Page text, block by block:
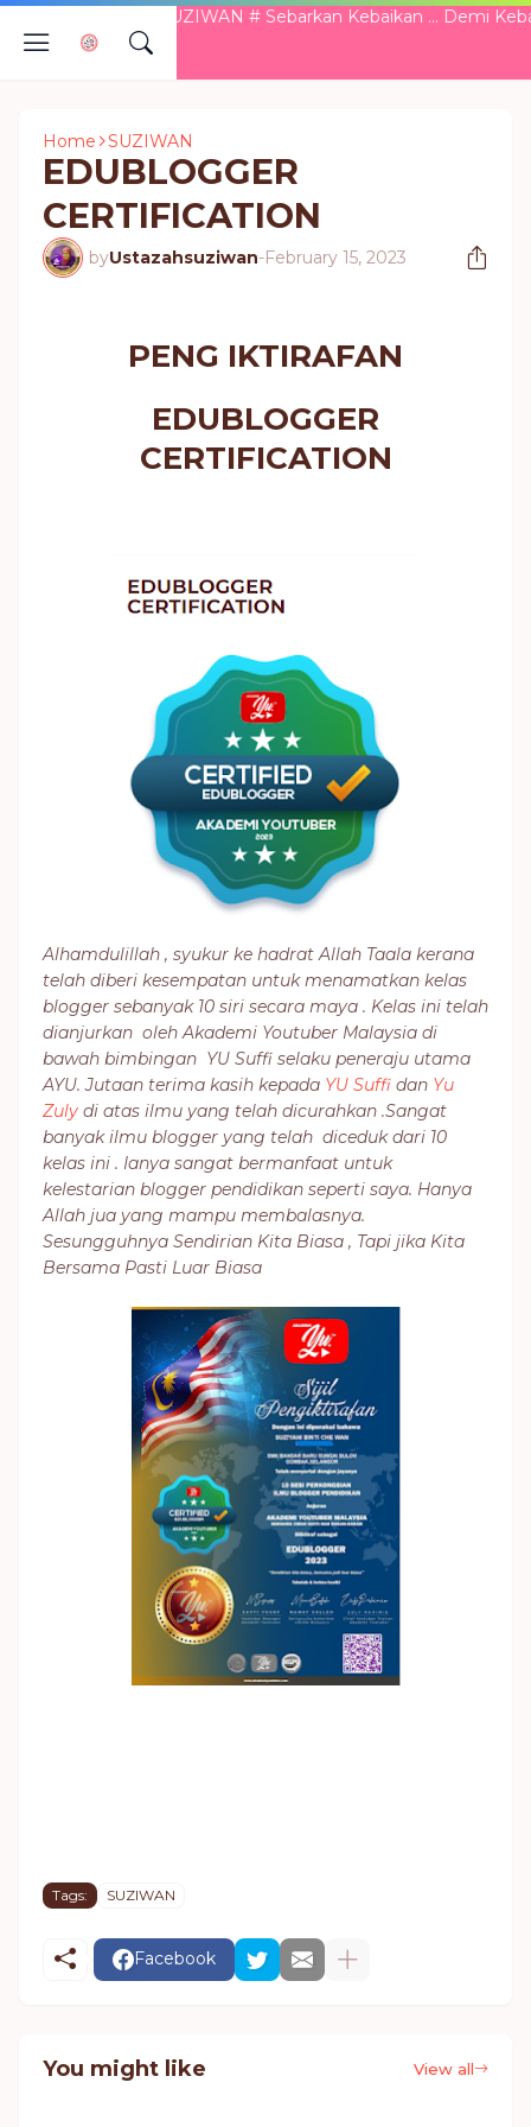
SUZIWAN # Sebarkan Kebaikan ... Demi Kebaikan
Home SUZIWAN
EDUBLOGGER
CERTIFICATION
byUstazahsuziwan-February 15, 2023
PENG IKTIRAFAN
EDUBLOGGER
CERTIFICATION
Alhamdulillah , syukur ke hadrat Allah Taala kerana
telah diberi kesempatan untuk menamatkan kelas
blogger sebanyak 10 siri secara maya . Kelas ini telah
dianjurkan oleh Akademi Youtuber Malaysia di
bawah bimbingan YU Suffi selaku peneraju utama
AYU. Jutaan terima kasih kepada YU Suffi dan Yu
Zuly di atas ilmu yang telah dicurahkan .Sangat
banyak ilmu blogger yang telah diceduk dari 10
kelas ini . Ianya sangat bermanfaat untuk
kelestarian blogger pendidikan seperti saya. Hanya
Allah jua yang mampu membalasnya.
Sesungguhnya Sendirian Kita Biasa , Tapi jika Kita
Bersama Pasti Luar Biasa
Tags: SUZIWAN
Facebook
You might like View all